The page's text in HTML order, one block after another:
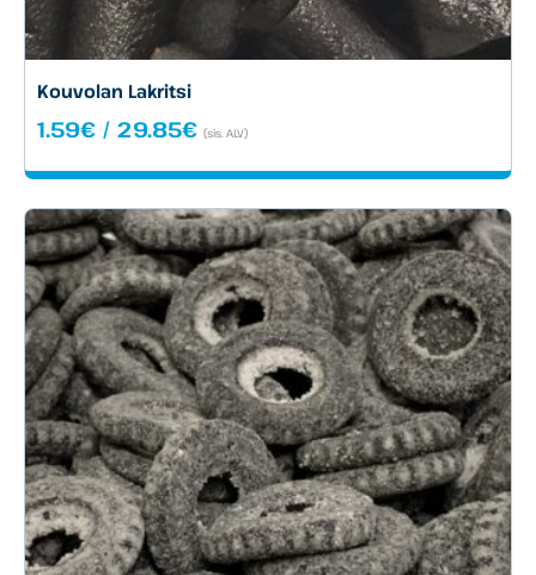
Kouvolan Lakritsi
1.59€ / 29.85€Hintaluokka:
-
(sis. ALV)